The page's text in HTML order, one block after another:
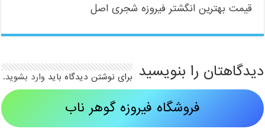
قیمت بهترین انگشتر فیروزه شجری اصل
دیدگاهتان را بنویسید برای نوشتن دیدگاه باید وارد بشوید.
فروشگاه فیروزه گوهر ناب